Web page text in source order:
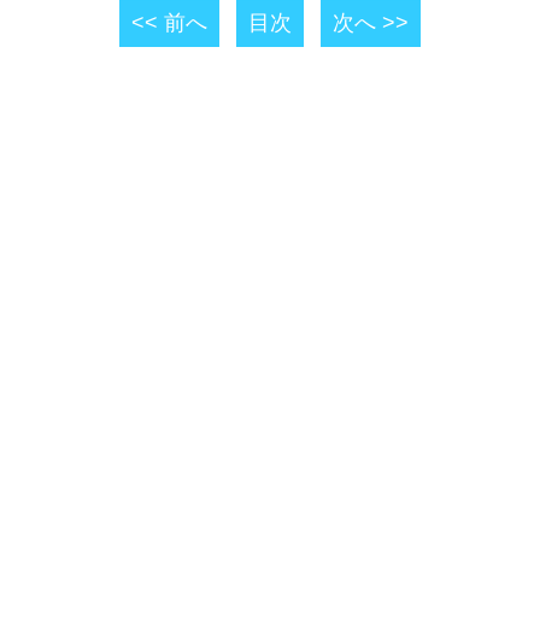
<< 前へ 目次 次へ >>